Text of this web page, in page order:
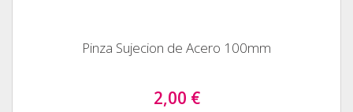
Pinza Sujecion de Acero 100mm
2,00 €